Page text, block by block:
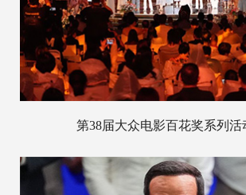
第38届大众电影百花奖系列活